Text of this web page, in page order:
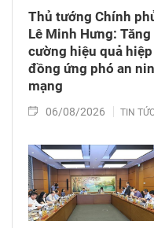
Thủ tướng Chính
Lê Minh Hưng: Tăng
cường hiệu quả hiệp
đồng ứng phó an
mạng
06/08/2026 TIN TỨC